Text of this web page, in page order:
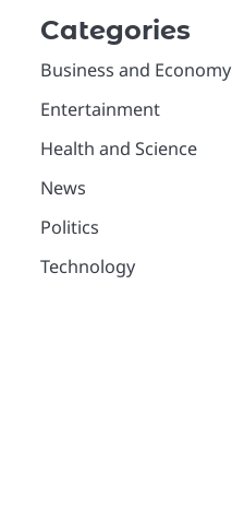
Categories
Business and Economy
Entertainment
Health and Science
News
Politics
Technology